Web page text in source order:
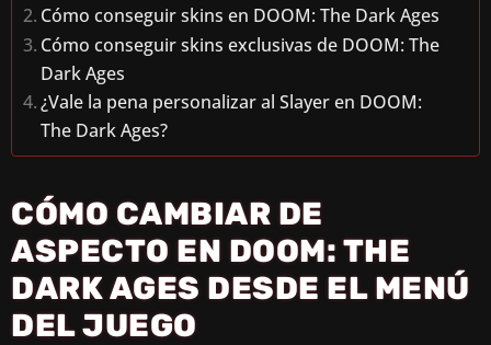
Cómo conseguir skins en DOOM: The Dark Ages
Cómo conseguir skins exclusivas de DOOM: The
Dark Ages
¿Vale la pena personalizar al Slayer en DOOM:
The Dark Ages?
CÓMO CAMBIAR DE
ASPECTO EN DOOM: THE
DARK AGES DESDE EL MENÚ
DEL JUEGO